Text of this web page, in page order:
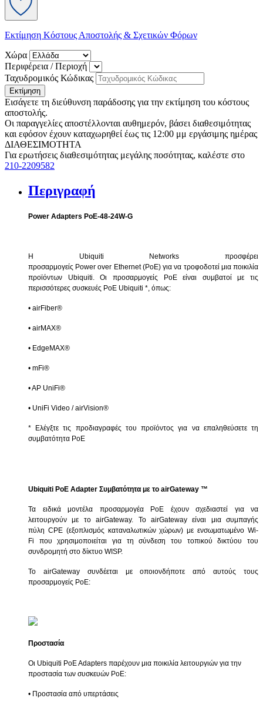
Εκτίμηση Κόστους Αποστολής & Σχετικών Φόρων
Χώρα
Περιφέρεια / Περιοχή
Ταχυδρομικός Κώδικας
Εκτίμηση
Εισάγετε τη διεύθυνση παράδοσης για την εκτίμηση του κόστους
αποστολής.
Οι παραγγελίες αποστέλλονται αυθημερόν, βάσει διαθεσιμότητας
και εφόσον έχουν καταχωρηθεί έως τις 12:00 μμ εργάσιμης ημέρας
ΔΙΑΘΕΣΙΜΟΤΗΤΑ
Για ερωτήσεις διαθεσιμότητας μεγάλης ποσότητας, καλέστε στο
210-2209582
Περιγραφή
Power Adapters PoE-48-24W-G
Η Ubiquiti Networks προσφέρει
προσαρμογείς Power over Ethernet(PoE) για να τροφοδοτεί μια ποικιλία
προϊόντων Ubiquiti. Οι προσαρμογείς PoEείναι συμβατοί με τις
περισσότερες συσκευές PoE Ubiquiti *, όπως:
• airFiber®
• airMAX®
• EdgeMAX®
• mFi®
• AP UniFi®
• UniFi Video /airVision®
* Ελέγξτε τις προδιαγραφές του προϊόντος για να επαληθεύσετε τη
συμβατότητα PoE
Ubiquiti PoE Adapter Συμβατότητα με το airGateway ™
Τα ειδικά μοντέλα προσαρμογέα PoE έχουν σχεδιαστεί για να
λειτουργούν με τοairGateway. Το airGatewayείναι μια συμπαγής
πύλη CPE(εξοπλισμός καταναλωτικών χώρων) με ενσωματωμένοWi-
Fi που χρησιμοποιείται για τη σύνδεση του τοπικού δικτύου του
συνδρομητή στο δίκτυο WISP.
Το airGatewayσυνδέεται με οποιονδήποτε από αυτούς τους
προσαρμογείς PoE:
Προστασία
Οι Ubiquiti PoE Adapters παρέχουν μια ποικιλία λειτουργιών για την
προστασία των συσκευών PoE:
• Προστασία από υπερτάσεις